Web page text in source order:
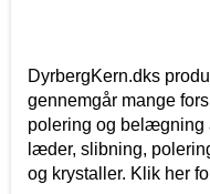
DyrbergKern.dks
gennemgår mange
polering og belægning
læder, slibning,
og krystaller. Klik her